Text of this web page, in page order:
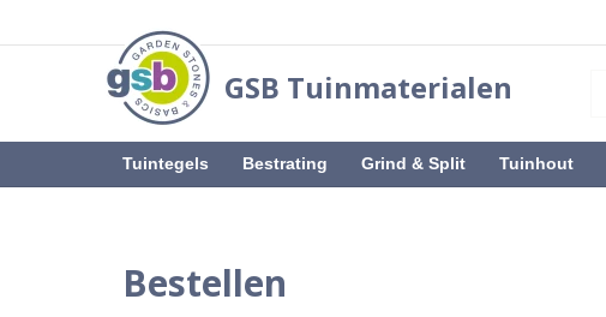
GSB Tuinmaterialen
Tuintegels Bestrating Grind & Split Tuinhout
Bestellen